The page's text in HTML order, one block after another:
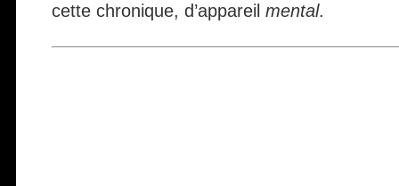
cette chronique, d’appareil mental.